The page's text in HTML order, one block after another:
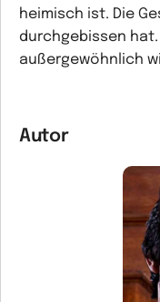
heimisch ist. Die
durchgebissen
außergewöhnlich
Autor